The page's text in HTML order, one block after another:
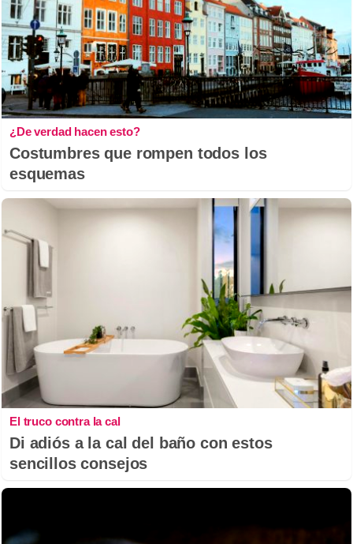
¿De verdad hacen esto?
Costumbres que rompen todos los
esquemas
El truco contra la cal
Di adiós a la cal del baño con estos
sencillos consejos